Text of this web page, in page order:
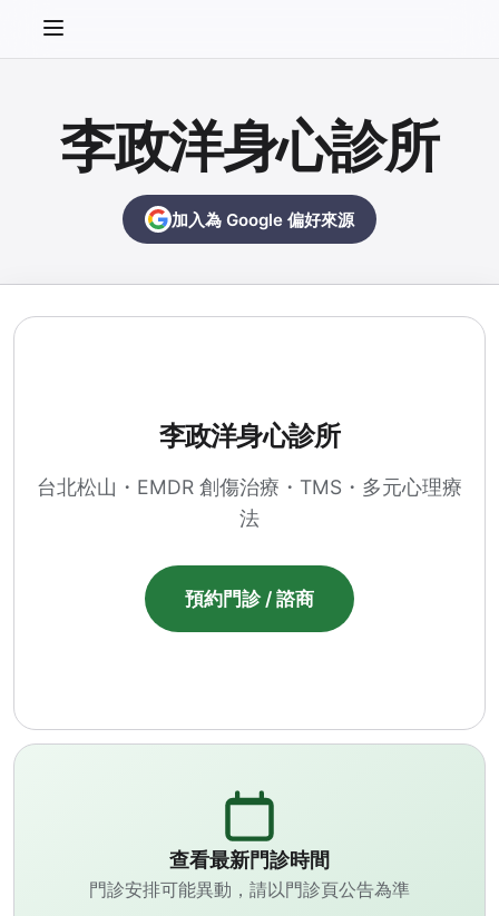
李政洋身心診所
加入為 Google 偏好來源
李政洋身心診所
台北松山・EMDR 創傷治療・TMS・多元心理療
法
預約門診 / 諮商
查看最新門診時間
門診安排可能異動，請以門診頁公告為準